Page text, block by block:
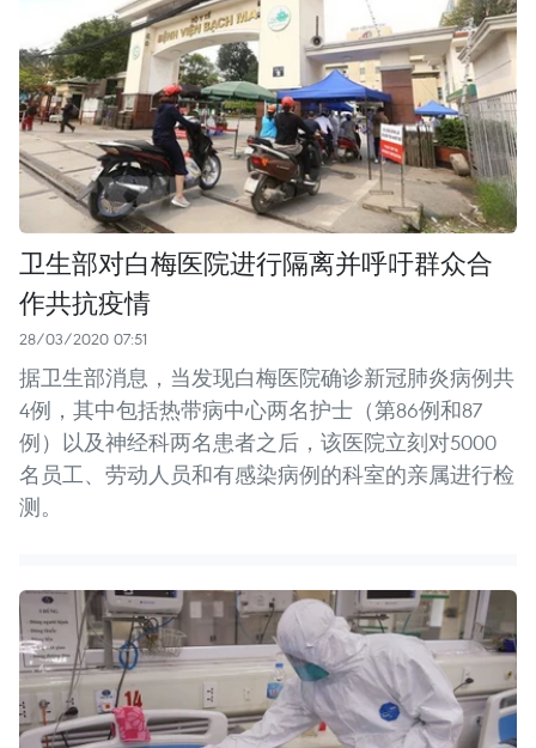
卫生部对白梅医院进行隔离并呼吁群众合
作共抗疫情
28/03/2020 07:51
据卫生部消息，当发现白梅医院确诊新冠肺炎病例共
4例，其中包括热带病中心两名护士（第86例和87
例）以及神经科两名患者之后，该医院立刻对5000
名员工、劳动人员和有感染病例的科室的亲属进行检
测。